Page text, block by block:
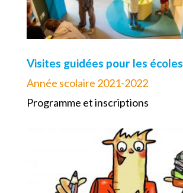
Visites guidées pour les écoles
Année scolaire 2021-2022
Programme et inscriptions